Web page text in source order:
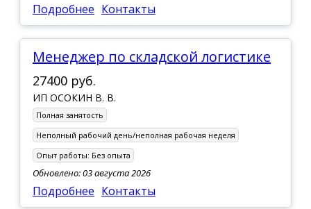
Подробнее Контакты
Менеджер по складской логистике
27400 руб.
ИП ОСОКИН В. В.
Полная занятость
Неполный рабочий день/неполная рабочая неделя
Опыт работы: Без опыта
Обновлено: 03 августа 2026
Подробнее Контакты